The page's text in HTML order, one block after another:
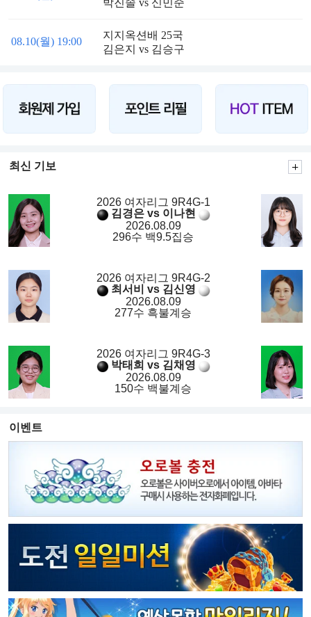
박진솔 vs 신민준
08.10(월) 19:00
지지옥션배 25국
김은지 vs 김승구
최신 기보
2026 여자리그 9R4G-1
김경은 vs 이나현
2026.08.09
296수 백9.5집승
2026 여자리그 9R4G-2
최서비 vs 김신영
2026.08.09
277수 흑불계승
2026 여자리그 9R4G-3
박태희 vs 김채영
2026.08.09
150수 백불계승
이벤트